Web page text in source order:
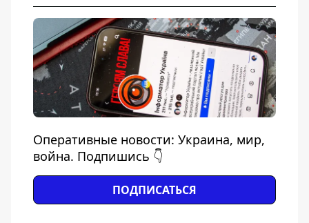
Оперативные новости: Украина, мир,
война. Подпишись 👇
ПОДПИСАТЬСЯ